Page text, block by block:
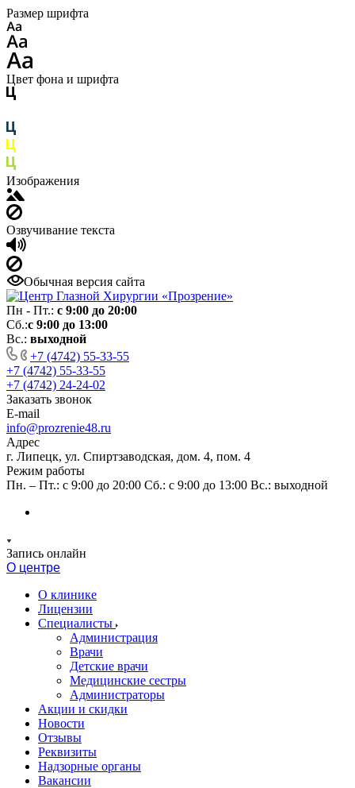
Размер шрифта
Цвет фона и шрифта
Изображения
Озвучивание текста
Обычная версия сайта
Пн - Пт.: с 9:00 до 20:00
Сб.:с 9:00 до 13:00
Вс.: выходной
+7 (4742) 55-33-55
+7 (4742) 55-33-55
+7 (4742) 24-24-02
Заказать звонок
E-mail
info@prozrenie48.ru
Адрес
г. Липецк, ул. Спиртзаводская, дом. 4, пом. 4
Режим работы
Пн. – Пт.: с 9:00 до 20:00 Сб.: с 9:00 до 13:00 Вс.: выходной
Запись онлайн
О центре
О клинике
Лицензии
Специалисты
Администрация
Врачи
Детские врачи
Медицинские сестры
Администраторы
Акции и скидки
Новости
Отзывы
Реквизиты
Надзорные органы
Вакансии